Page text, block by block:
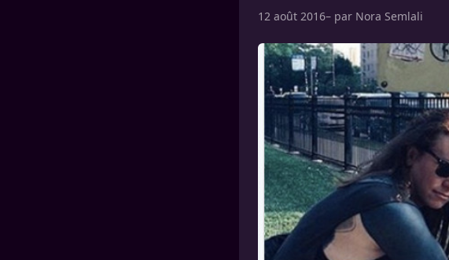
12 août 2016– par Nora Semlali